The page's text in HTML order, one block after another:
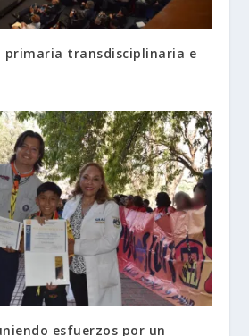
primaria transdisciplinaria e
esfuerzos por un